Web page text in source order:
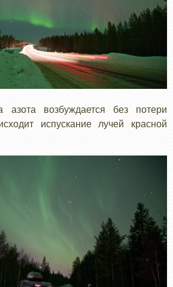
возбуждается без потери
испускание лучей красной